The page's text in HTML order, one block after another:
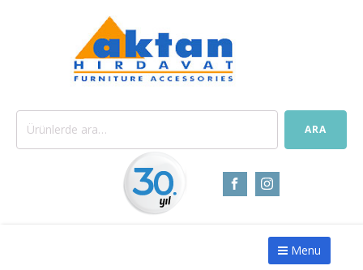
Ara: ARA
Menu